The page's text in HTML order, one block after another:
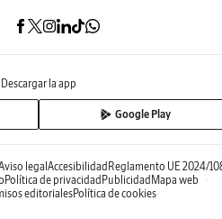
Descargar la app
Google Play
legalAccesibilidadReglamento UE 2024/
Política de privacidadPublicidadMapa web
editorialesPolítica de cookies